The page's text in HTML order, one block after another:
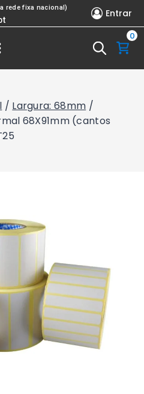
rede fixa nacional) Entrar
0
/ Largura: 68mm /
68X91mm (cantos